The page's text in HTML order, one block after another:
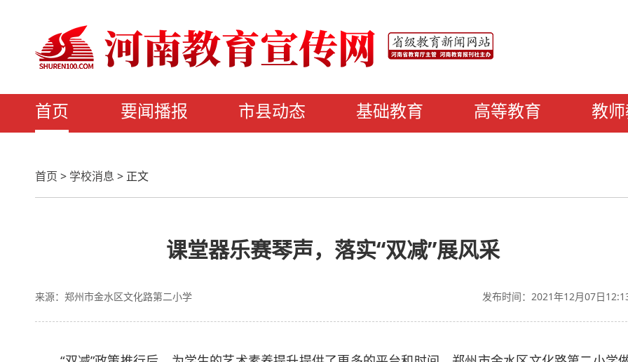
首页 要闻播报 市县动态 基础教育 高等教育 教
首页 > 学校消息 > 正文
课堂器乐赛琴声，落实“双减”展风采
发布时间：2021年12月07日
来源：郑州市金水区文化路第二小学